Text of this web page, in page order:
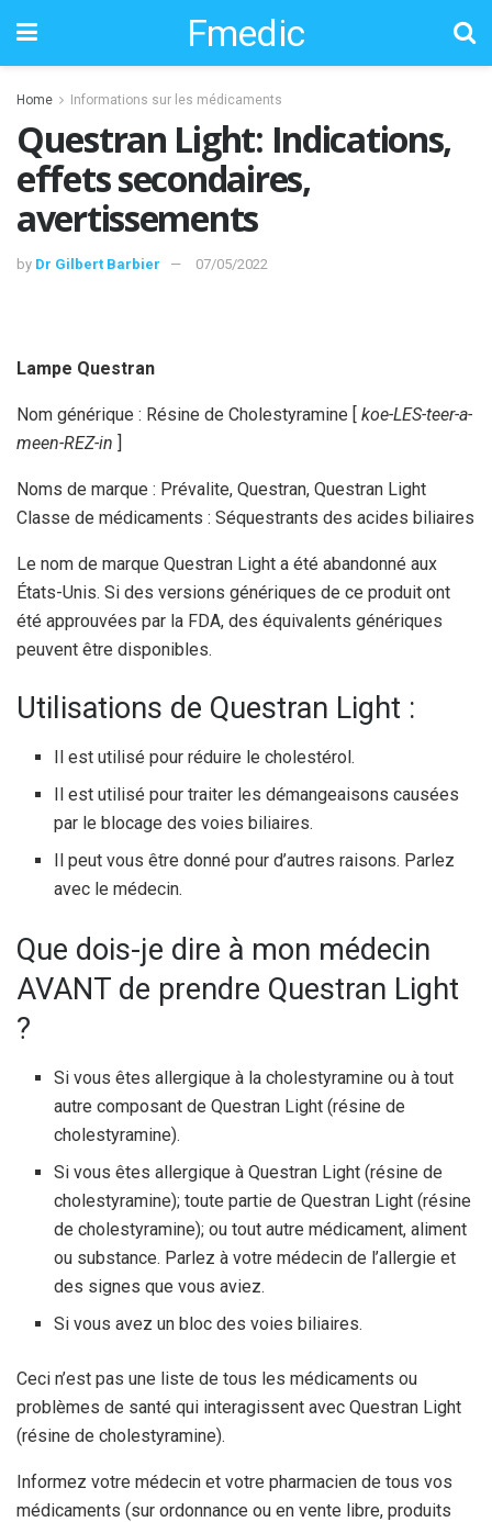
Fmedic
Home Informations sur les médicaments
Questran Light: Indications,
effets secondaires,
avertissements
by Dr Gilbert Barbier 07/05/2022
Lampe Questran
Nom générique : Résine de Cholestyramine [ koe-LES-teer-a-
meen-REZ-in ]
Noms de marque : Prévalite, Questran, Questran Light
Classe de médicaments : Séquestrants des acides biliaires
Le nom de marque Questran Light a été abandonné aux
États-Unis. Si des versions génériques de ce produit ont
été approuvées par la FDA, des équivalents génériques
peuvent être disponibles.
Utilisations de Questran Light :
Il est utilisé pour réduire le cholestérol.
Il est utilisé pour traiter les démangeaisons causées
par le blocage des voies biliaires.
Il peut vous être donné pour d’autres raisons. Parlez
avec le médecin.
Que dois-je dire à mon médecin
AVANT de prendre Questran Light
?
Si vous êtes allergique à la cholestyramine ou à tout
autre composant de Questran Light (résine de
cholestyramine).
Si vous êtes allergique à Questran Light (résine de
cholestyramine); toute partie de Questran Light (résine
de cholestyramine); ou tout autre médicament, aliment
ou substance. Parlez à votre médecin de l’allergie et
des signes que vous aviez.
Si vous avez un bloc des voies biliaires.
Ceci n’est pas une liste de tous les médicaments ou
problèmes de santé qui interagissent avec Questran Light
(résine de cholestyramine).
Informez votre médecin et votre pharmacien de tous vos
médicaments (sur ordonnance ou en vente libre, produits